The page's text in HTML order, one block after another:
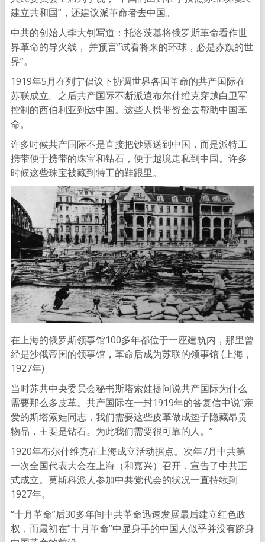
建立共和国”，还建议派革命者去中国。
中共的创始人李大钊写道：托洛茨基将俄罗斯革命看作世
界革命的导火线， 并预言”试看将来的环球，必是赤旗的世
界”。
1919年5月在列宁倡议下协调世界各国革命的共产国际在
苏联成立。之后共产国际不断派遣布尔什维克穿越白卫军
控制的西伯利亚到达中国。这些人携带资金去帮助中国革
命。
许多时候共产国际不是直接把钞票送到中国，而是派特工
携带便于携带的珠宝和钻石，便于越境走私到中国。许多
时候这些珠宝被藏到特工的鞋跟里。
在上海的俄罗斯领事馆100多年都位于一座建筑内，那里曾
经是沙俄帝国的领事馆，革命后成为苏联的领事馆 (上海，
1927年)
当时苏共中央委员会秘书斯塔索娃提问说共产国际为什么
需要那么多皮革。共产国际在一封1919年的答复信中说”亲
爱的斯塔索娃同志，我们需要这些皮革做成垫子隐藏昂贵
物品，主要是钻石。为此我们需要很可靠的人。”
1920年布尔什维克在上海成立活动据点。次年7月中共第
一次全国代表大会在上海（和嘉兴）召开，宣告了中共正
式成立。莫斯科派人参加中共党代会的状况一直持续到
1927年。
“十月革命”后30多年间中共革命迅速发展最后建立红色政
权，而最初在”十月革命”中显身手的中国人似乎并没有跻身